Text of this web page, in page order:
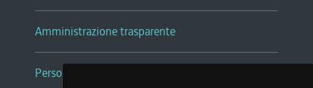
Amministrazione trasparente
Persone e Uffici